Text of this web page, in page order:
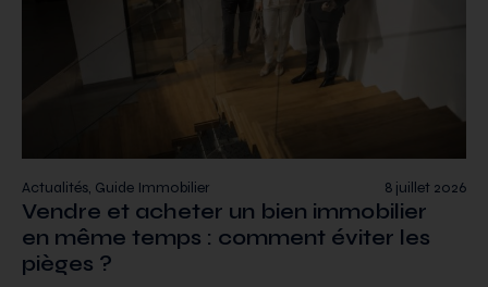
8 juillet 2026
Actualités, Guide Immobilier
Vendre et acheter un bien immobilier
en même temps : comment éviter les
pièges ?